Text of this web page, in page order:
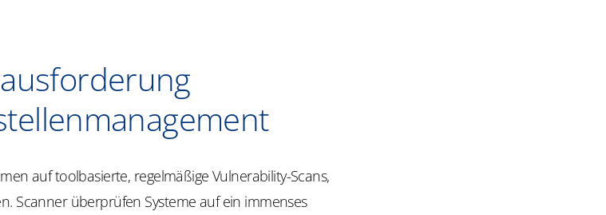
auf toolbasierte, regelmäßige Vulnerability-Scans,
Scanner überprüfen Systeme auf ein immenses